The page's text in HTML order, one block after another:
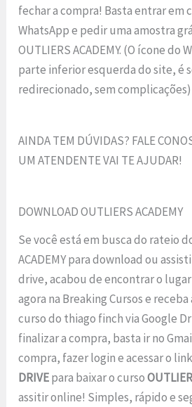
fechar a compra! Basta entrar em
WhatsApp e pedir uma amostra
OUTLIERS ACADEMY. (O ícone do
parte inferior esquerda do site, é
redirecionado, sem
AINDA TEM DÚVIDAS? FALE
UM ATENDENTE VAI TE AJUDAR!
DOWNLOAD OUTLIERS ACADEMY
Se você está em busca do rateio
ACADEMY para download ou
drive, acabou de encontrar o
agora na Breaking Cursos e
curso do thiago finch via Google
finalizar a compra, basta ir no
compra, fazer login e acessar o
DRIVEpara baixar o curso
assitir online! Simples, rápido e